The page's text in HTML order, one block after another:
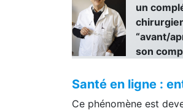
TikTok
un
“avant/
Santé en ligne :